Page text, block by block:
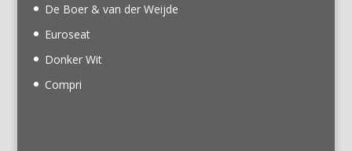
De Boer & van der Weijde
Euroseat
Donker Wit
Compri